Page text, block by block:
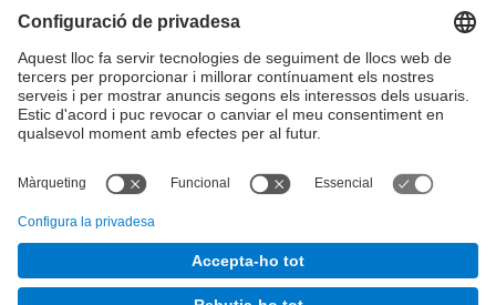
E-mail :junta.pasf@upc.edu
Formulari de contacte
Junta PAS Funcionari